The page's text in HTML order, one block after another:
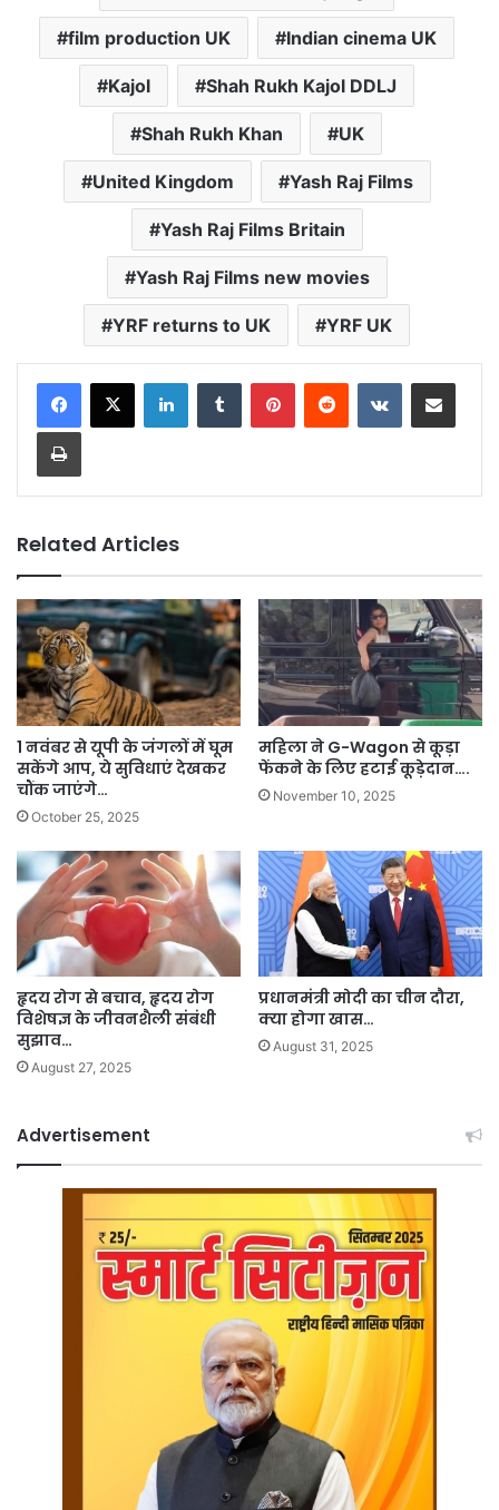
film production UK Indian cinema UK
Kajol Shah Rukh Kajol DDLJ
Shah Rukh Khan UK
United Kingdom Yash Raj Films
Yash Raj Films Britain
Yash Raj Films new movies
YRF returns to UK YRF UK
LinkedInTumblr PinterestReddit VKontakteShare via Email
Print
Related Articles
1 नवंबर से यूपी के जंगलों में घूम
सकेंगे आप, ये सुविधाएं देखकर
चौंक जाएंगे…
October 25, 2025
महिला ने G-Wagon से कूड़ा
फेंकने के लिए हटाई कूड़ेदान….
November 10, 2025
हृदय रोग से बचाव, हृदय रोग
विशेषज्ञ के जीवनशैली संबंधी
सुझाव…
August 27, 2025
प्रधानमंत्री मोदी का चीन दौरा,
क्या होगा खास…
August 31, 2025
Advertisement